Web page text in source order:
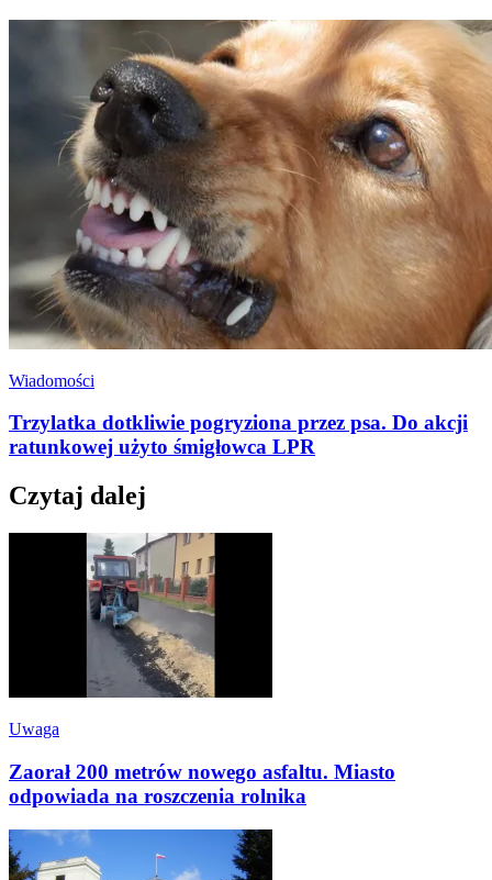
Wiadomości
Trzylatka dotkliwie pogryziona przez psa. Do akcji
ratunkowej użyto śmigłowca LPR
Czytaj dalej
Uwaga
Zaorał 200 metrów nowego asfaltu. Miasto
odpowiada na roszczenia rolnika